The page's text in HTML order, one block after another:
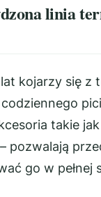
linia
kojarzy się z
takie
pozwalają
go w pełnej